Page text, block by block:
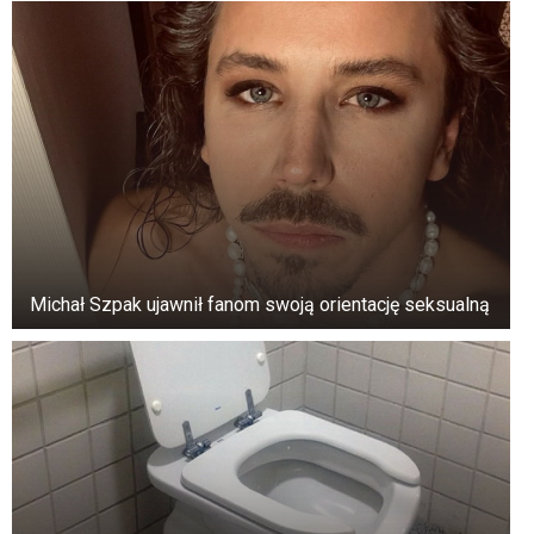
22 lutego ujawniono, że stan zdrowia
rosyjskiego dyktatora Władimira Putina
pogarsza się z dnia na dzień. Doszło do nawrotu
poważnej choroby.
Putin jest bardzo osłabiony z powodu kilku
poważnych chorób, które uniemożliwiają mu
pracę. Z tego powodu zatrudnia do swojej pracy
ludzi, którzy są do niego podobni.
Michał Szpak ujawnił fanom swoją orientację seksualną